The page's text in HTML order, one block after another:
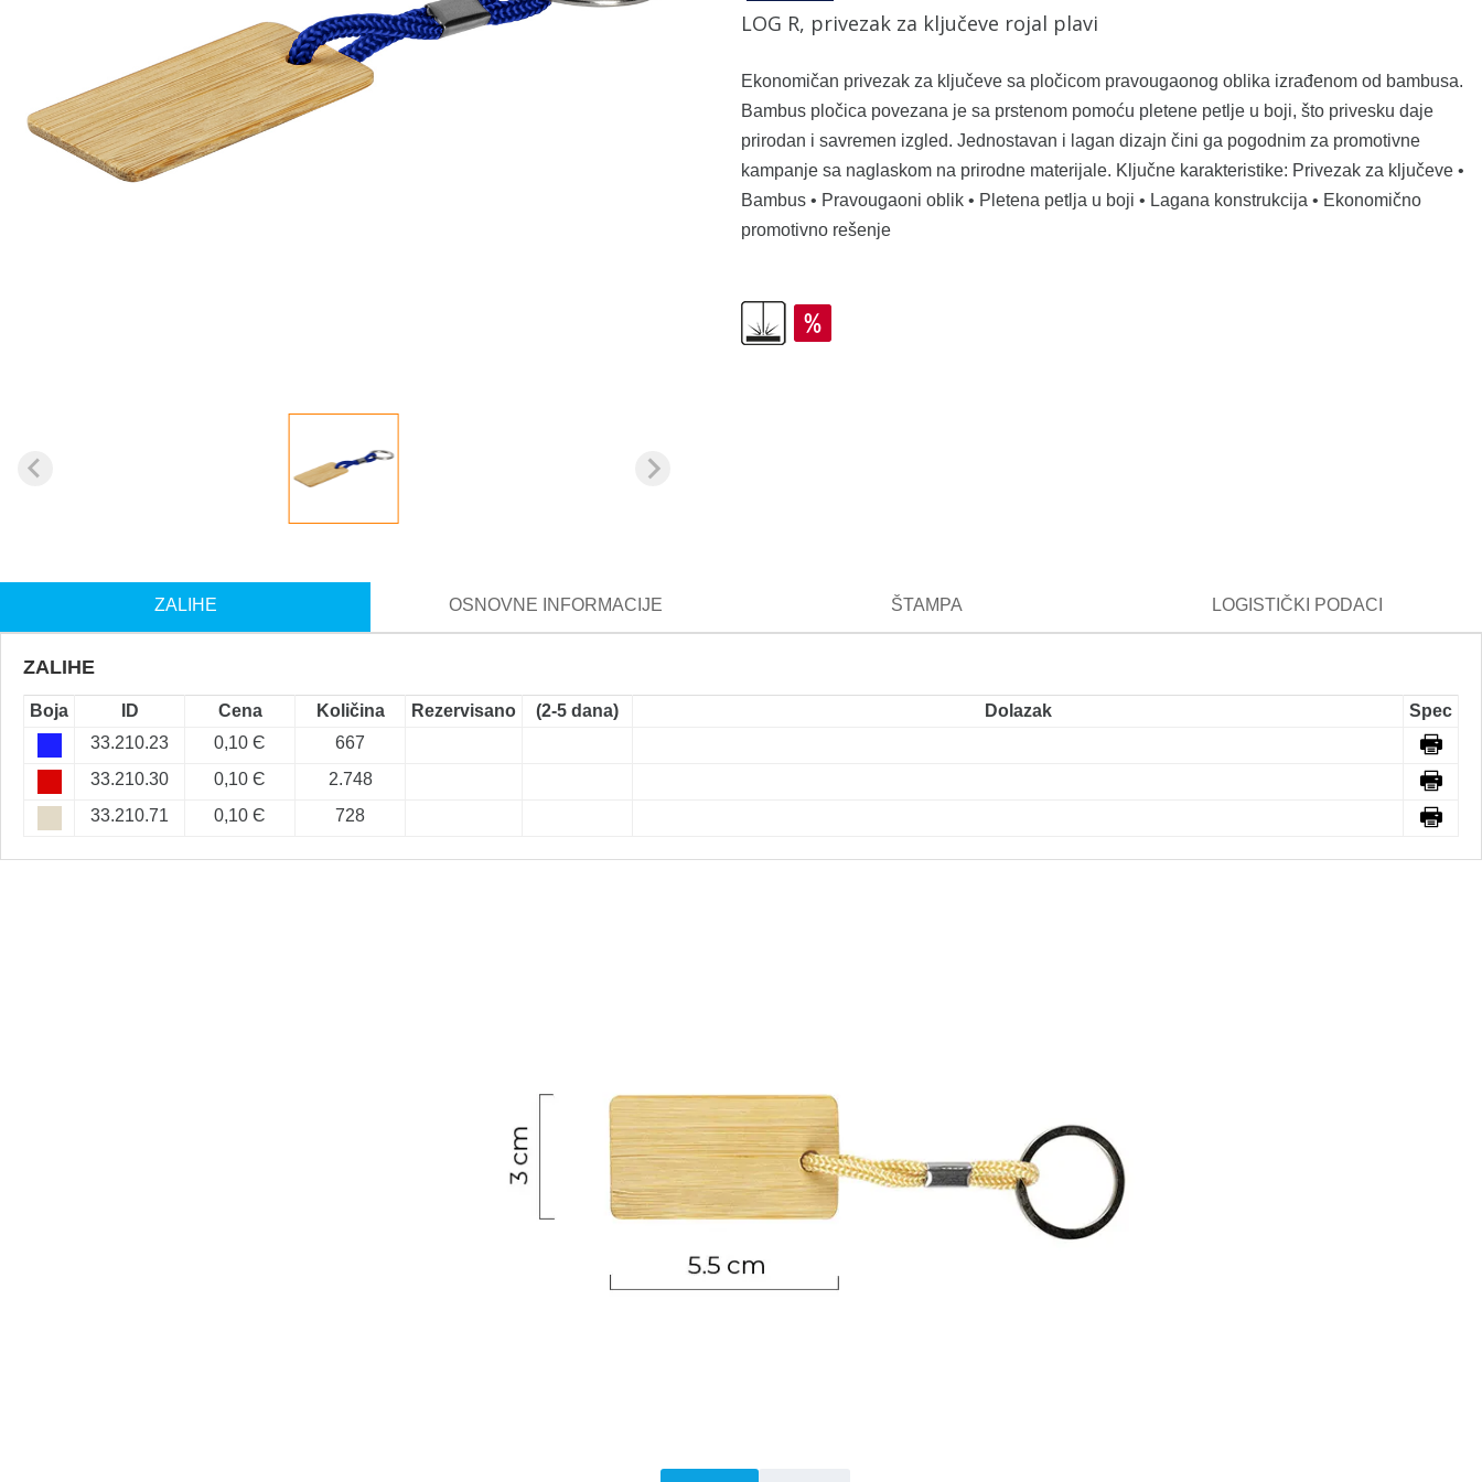
LOG R, privezak za ključeve rojal plavi
Ekonomičan privezak za ključeve sa pločicom pravougaonog oblika izrađenom od bambusa.
Bambus pločica povezana je sa prstenom pomoću pletene petlje u boji, što privesku daje
prirodan i savremen izgled. Jednostavan i lagan dizajn čini ga pogodnim za promotivne
kampanje sa naglaskom na prirodne materijale. Ključne karakteristike: Privezak za ključeve •
Bambus • Pravougaoni oblik • Pletena petlja u boji • Lagana konstrukcija • Ekonomično
promotivno rešenje
ZALIHE OSNOVNE INFORMACIJE ŠTAMPA LOGISTIČKI PODACI
ZALIHE
Boja ID Cena Količina Rezervisano (2-5 dana) Dolazak
Spec
33.210.23
0,10 Є
667
33.210.30
0,10 Є
2.748
33.210.71
0,10 Є 728